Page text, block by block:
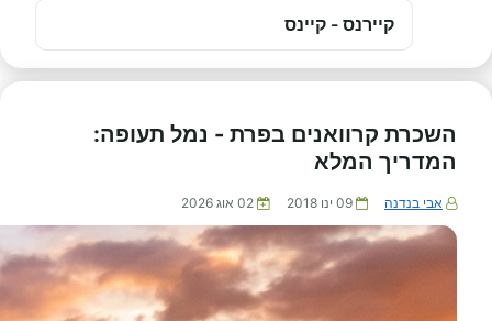
קיירנס - קיינס
השכרת קרוואנים בפרת - נמל תעופה:
המדריך המלא
אבי בנדנה 09 ינו 2018 02 אוג 2026